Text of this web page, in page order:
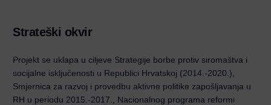
Strateški okvir
Projekt se uklapa u ciljeve Strategije borbe protiv siromaštva i
socijalne isključenosti u Republici Hrvatskoj (2014.-2020.),
Smjernica za razvoj i provedbu aktivne politike zapošljavanja u
RH u periodu 2015.-2017., Nacionalnog programa reformi